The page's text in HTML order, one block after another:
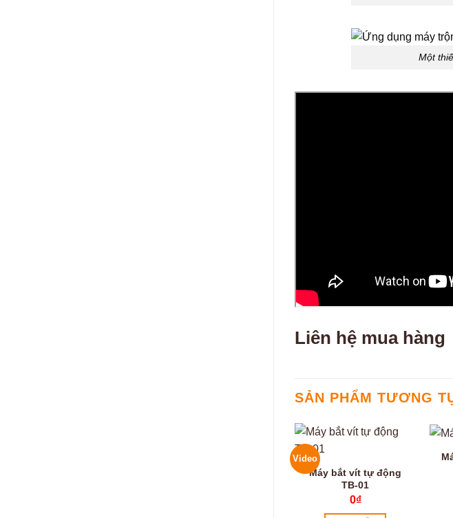
Một
Liên hệ mua hàng
SẢN PHẨM TƯƠNG
Video
Máy bắt vít tự động
TB-01
0₫